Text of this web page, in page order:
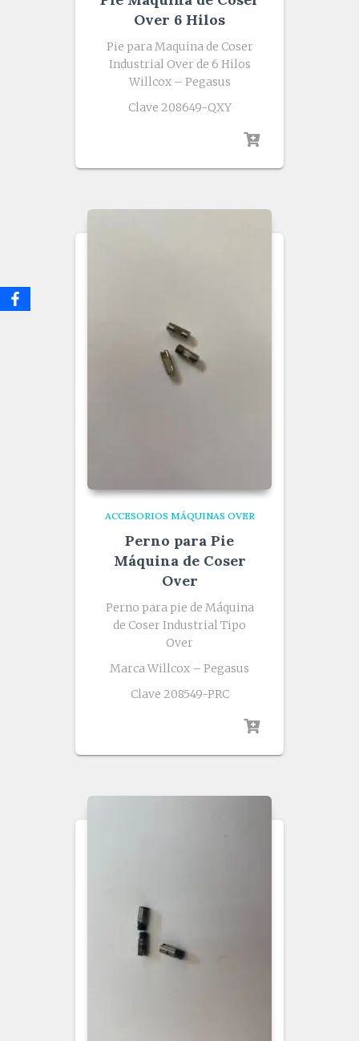
Over 6 Hilos
Pie para Maquina de Coser
Industrial Over de 6 Hilos
Willcox – Pegasus
Clave 208649-QXY
ACCESORIOS MÁQUINAS OVER
Perno para Pie
Máquina de Coser
Over
Perno para pie de Máquina
de Coser Industrial Tipo
Over
Marca Willcox – Pegasus
Clave 208549-PRC